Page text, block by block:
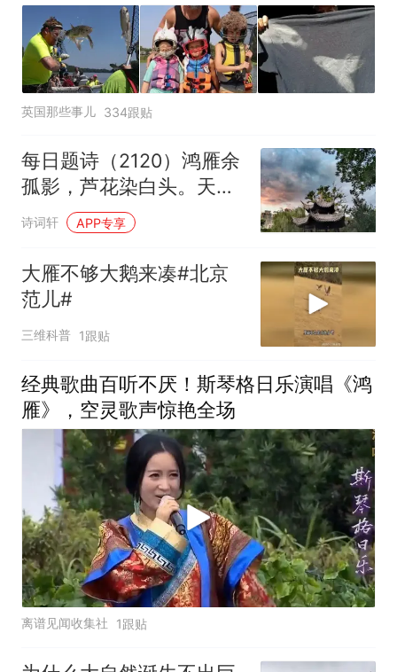
英国那些事儿 334跟贴
每日题诗（2120）鸿雁余
孤影，芦花染白头。天涯
尽处是离愁
诗词轩 APP专享
大雁不够大鹅来凑#北京
范儿#
三维科普 1跟贴
经典歌曲百听不厌！斯琴格日乐演唱《鸿
雁》，空灵歌声惊艳全场
离谱见闻收集社 1跟贴